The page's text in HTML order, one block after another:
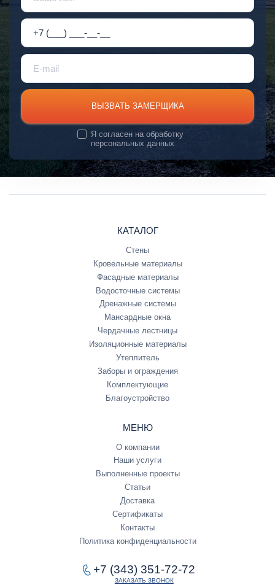
ВЫЗВАТЬ ЗАМЕРЩИКА
Я согласен наобработку
персональных данных
КАТАЛОГ
Стены
Кровельные материалы
Фасадные материалы
Водосточные системы
Дренажные системы
Мансардные окна
Чердачные лестницы
Изоляционные материалы
Утеплитель
Заборы и ограждения
Комплектующие
Благоустройство
МЕНЮ
О компании
Наши услуги
Выполненные проекты
Статьи
Доставка
Сертификаты
Контакты
Политика конфиденциальности
+7 (343) 351-72-72
ЗАКАЗАТЬ ЗВОНОК